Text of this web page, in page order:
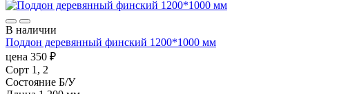
В наличии
Поддон деревянный финский 1200*1000 мм
цена 350 ₽
Сорт 1, 2
Состояние Б/У